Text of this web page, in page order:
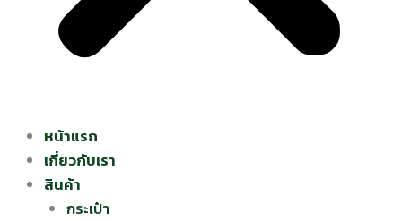
หน้าแรก
เกี่ยวกับเรา
สินค้า
กระเป๋า